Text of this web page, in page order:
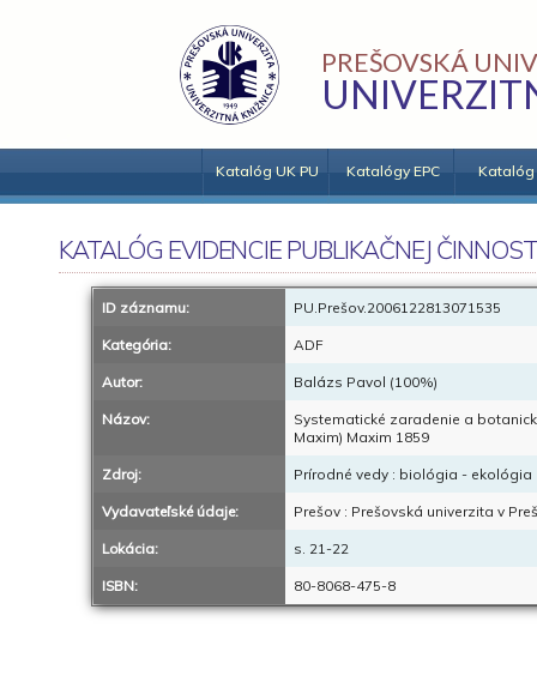
PREŠOVSKÁ
Katalóg UK PU Katalógy EPC Katalóg
KATALÓG EVIDENCIE PUBLIKAČNEJ
ID záznamu: PU.Prešov.2006122813071535
Kategória: ADF
Autor: Balázs Pavol (100%)
Názov:
Systematické zaradenie a
Maxim) Maxim 1859
Zdroj: Prírodné vedy : biológia - ekológia
Vydavateľské údaje: Prešov : Prešovská univerzita v
Lokácia: s. 21-22
ISBN: 80-8068-475-8